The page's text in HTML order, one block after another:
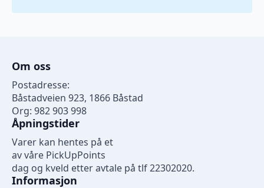
Om oss
Postadresse:
Båstadveien 923, 1866 Båstad
Org: 982 903 998
Åpningstider
Varer kan hentes på et
av våre PickUpPoints
dag og kveld etter avtale på tlf 22302020.
Informasjon